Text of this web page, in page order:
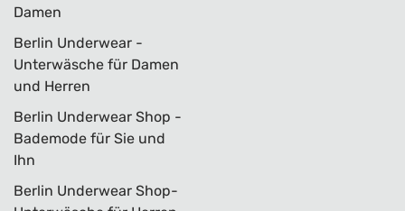
Damen
Berlin Underwear -
Unterwäsche für Damen
und Herren
Berlin Underwear Shop -
Bademode für Sie und
Ihn
Berlin Underwear Shop-